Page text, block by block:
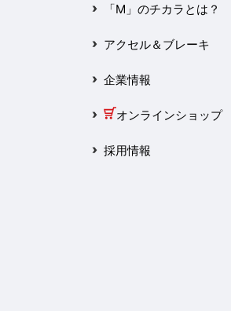
2025年1月
2024年12月
2024年11月
2024年10月
「M」のチカラとは？
アクセル＆ブレーキ
企業情報
オンラインショップ
採用情報